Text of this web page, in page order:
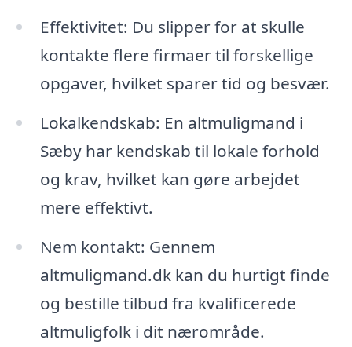
Effektivitet: Du slipper for at skulle
kontakte flere firmaer til forskellige
opgaver, hvilket sparer tid og besvær.
Lokalkendskab: En altmuligmand i
Sæby har kendskab til lokale forhold
og krav, hvilket kan gøre arbejdet
mere effektivt.
Nem kontakt: Gennem
altmuligmand.dk kan du hurtigt finde
og bestille tilbud fra kvalificerede
altmuligfolk i dit nærområde.